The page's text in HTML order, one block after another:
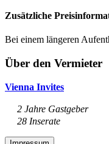
Zusätzliche
Bei einem längeren
Über den Vermieter
Vienna Invites
2 Jahre Gastgeber
28 Inserate